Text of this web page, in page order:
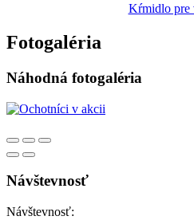
Kŕmidlo pre
Fotogaléria
Náhodná fotogaléria
Návštevnosť
Návštevnosť: